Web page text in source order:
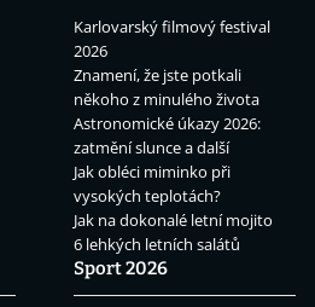
Karlovarský filmový festival
2026
Znamení, že jste potkali
někoho z minulého života
Astronomické úkazy 2026:
zatmění slunce a další
Jak obléci miminko při
vysokých teplotách?
Jak na dokonalé letní mojito
6 lehkých letních salátů
Sport 2026